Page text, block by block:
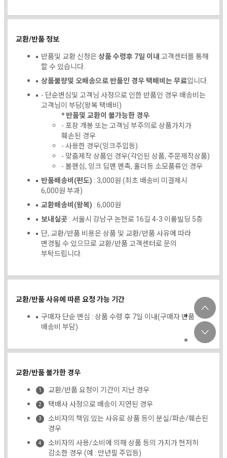
교환/반품 정보
반품및 교환 신청은상품 수령후 7일 이내고객센터를 통해
할 수 있습니다.
상품불량및 오배송으로 반품인 경우 택배비는 무료입니다.
- 단순변심및 고객님 사정으로 인한 반품인 경우 배송비는
고객님이 부담(왕복 택배비)
* 반품및 교환이 불가능한 경우
- 포장 개봉 또는 고객님 부주의로 상품가치가
훼손된 경우
- 사용한 경우(잉크주입등)
- 맞춤제작 상품인 경우(각인된 상품, 주문제작상품)
- 볼펜심, 잉크 딥펜 펜촉, 홀더등 소모품류인 경우
반품배송비(편도) : 3,000원 (최초 배송비 미결제시
6,000원 부과)
교환배송비(왕복) : 6,000원
보내실곳: 서울시 강남구 논현로 16길 4-3 이룸빌딩 5층
단, 교환/반품 비용은 상품 및 교환/반품 사유에 따라
변경될 수 있으므로 교환/반품 고객센터로 문의
부탁드립니다.
교환/반품 사유에 따른 요청 가능 기간
구매자 단순 변심 : 상품 수령 후 7일 이내(구매자 반품
배송비 부담)
교환/반품 불가한 경우
교환/반품 요청이 기간이 지난 경우
택배사 사정으로 배송이 지연된 경우
소비자의 책임 있는 사유로 상품 등이 분실/파손/훼손된
경우
소비자의 사용/소비에 의해 상품 등의 가치가 현저히
감소한 경우 (예 : 만년필 주입등)